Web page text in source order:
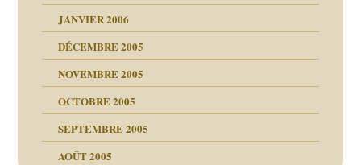
JANVIER 2006
DÉCEMBRE 2005
NOVEMBRE 2005
OCTOBRE 2005
SEPTEMBRE 2005
AOÛT 2005